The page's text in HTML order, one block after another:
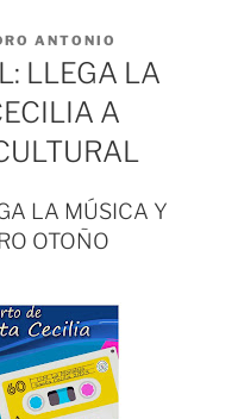
ANTONIO
LLEGA LA
A
LA MÚSICA Y
OTOÑO